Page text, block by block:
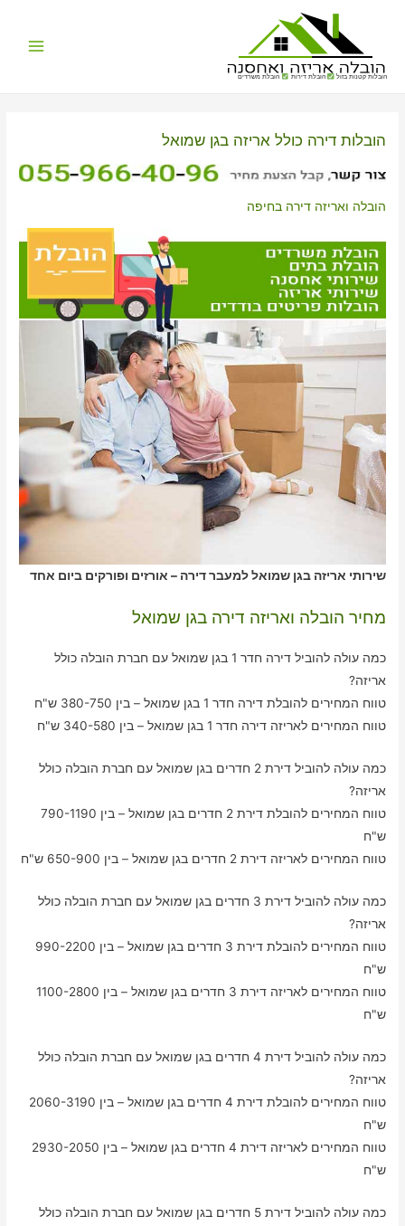
הובלות קטנות בזול הובלת דירות הובלת משרדים
הובלות דירה כולל אריזה בגן שמואל
הובלה ואריזה דירה בחיפה
שירותי אריזה בגן שמואל למעבר דירה – אורזים ופורקים ביום אחד
מחיר הובלה ואריזה דירה בגן שמואל
כמה עולה להוביל דירה חדר 1 בגן שמואל עם חברת הובלה כולל
אריזה?
טווח המחירים להובלת דירה חדר 1 בגן שמואל – בין 380-750 ש"ח
טווח המחירים לאריזה דירה חדר 1 בגן שמואל – בין 340-580 ש"ח
כמה עולה להוביל דירת 2 חדרים בגן שמואל עם חברת הובלה כולל
אריזה?
טווח המחירים להובלת דירת 2 חדרים בגן שמואל – בין 790-1190
ש"ח
טווח המחירים לאריזה דירת 2 חדרים בגן שמואל – בין 650-900 ש"ח
כמה עולה להוביל דירת 3 חדרים בגן שמואל עם חברת הובלה כולל
אריזה?
טווח המחירים להובלת דירת 3 חדרים בגן שמואל – בין 990-2200
ש"ח
טווח המחירים לאריזה דירת 3 חדרים בגן שמואל – בין 1100-2800
ש"ח
כמה עולה להוביל דירת 4 חדרים בגן שמואל עם חברת הובלה כולל
אריזה?
טווח המחירים להובלת דירת 4 חדרים בגן שמואל – בין 2060-3190
ש"ח
טווח המחירים לאריזה דירת 4 חדרים בגן שמואל – בין 2930-2050
ש"ח
כמה עולה להוביל דירת 5 חדרים בגן שמואל עם חברת הובלה כולל